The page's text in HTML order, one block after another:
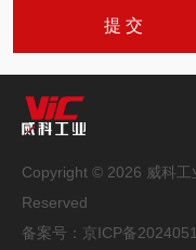
Copyright © 2026 威科工
Reserved
备案号： 京ICP备